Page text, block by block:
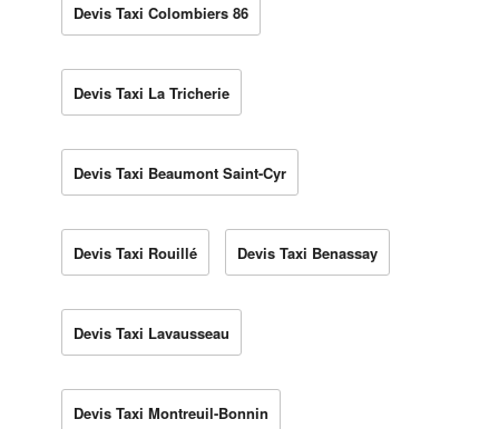
Devis Taxi Colombiers 86
Devis Taxi La Tricherie
Devis Taxi Beaumont Saint-Cyr
Devis Taxi Rouillé Devis Taxi Benassay
Devis Taxi Lavausseau
Devis Taxi Montreuil-Bonnin